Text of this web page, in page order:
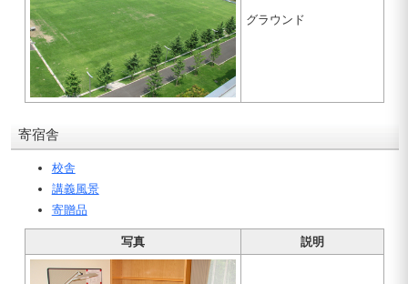
グラウンド
寄宿舎
校舎
講義風景
寄贈品
写真 説明